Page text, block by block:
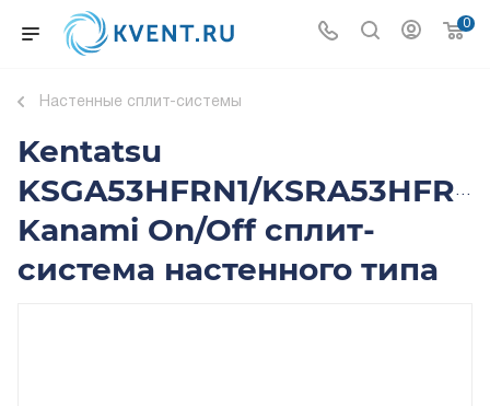
0
Настенные сплит-системы
Kentatsu
KSGA53HFRN1/
Kanami On/Off сплит-
система настенного типа